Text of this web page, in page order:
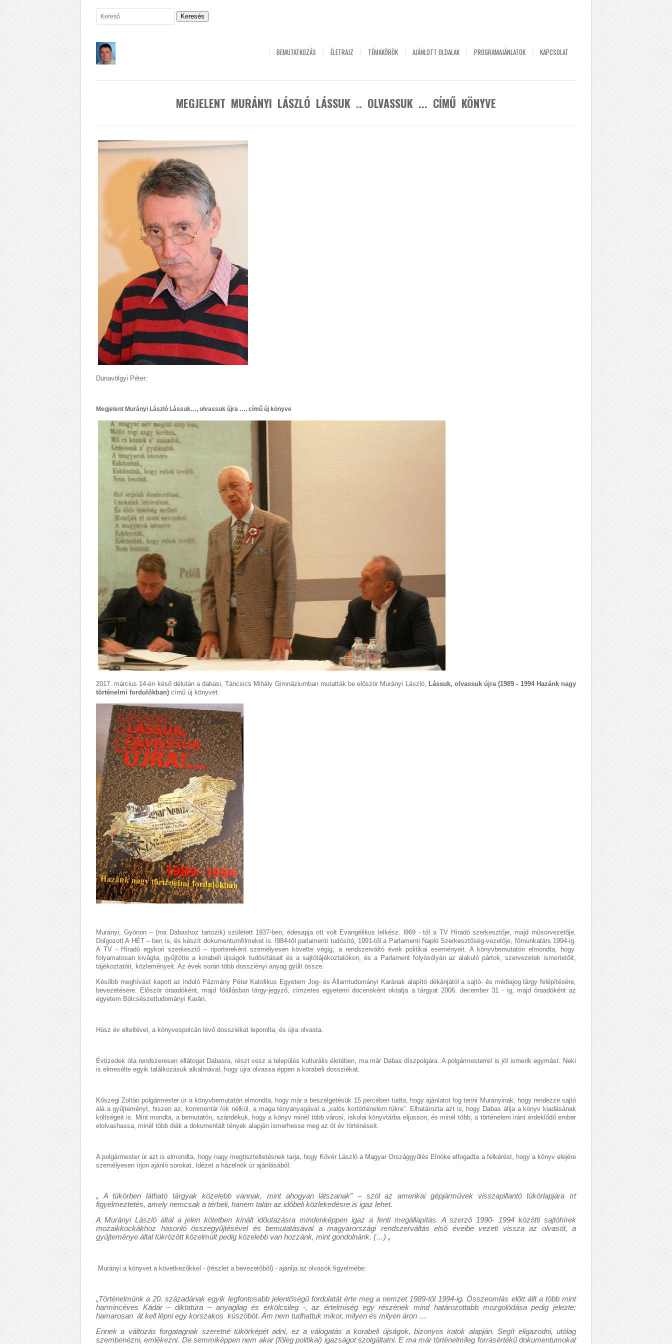
Keresés
BEMUTATKOZÁS ÉLETRAJZ TÉMAKÖRÖK AJÁNLOTT OLDALAK PROGRAMAJÁNLATOK KAPCSOLAT
MEGJELENT MURÁNYI LÁSZLÓ LÁSSUK .. OLVASSUK ... CÍMŰ KÖNYVE
Dunavölgyi Péter:
Megjelent Murányi László Lássuk…, olvassuk újra …, című új könyve
2017. március 14-én késő délután a dabasi, Táncsics Mihály Gimnáziumban mutatták be először Murányi László, Lássuk, olvassuk újra (1989 - 1994 Hazánk nagy
történelmi fordulókban) című új könyvét.
Murányi, Gyónon – (ma Dabashoz tartozik) született 1937-ben, édesapja ott volt Evangélikus lelkész.
l969 - től a TV Híradó szerkesztője, majd műsorvezetője.
Dolgozott A HÉT – ben is, és készít dokumentumfilmeket is. l984-től parlamenti tudósító, 1991-től a Parlamenti Napló Szerkesztőség-vezetője, főmunkatárs 1994-ig.
A TV - Híradó egykori szerkesztő – riportereként személyesen követte végig, a rendszerváltó évek politikai eseményeit. A könyvbemutatón elmondta, hogy
folyamatosan kivágta, gyűjtötte a korabeli újságok tudósításait és a sajtótájékoztatókon, és a Parlament folyósólyán az alakuló pártok, szervezetek ismertetőit,
tájékoztatóit, közleményeit. Az évek során több dossziényi anyag gyűlt össze.
Később meghívást kapott az induló Pázmány Péter Katolikus Egyetem Jog- és Államtudományi Karának alapító dékánjától a sajtó- és médiajog tárgy felépítésére,
bevezetésére. Először óraadóként, majd főállásban tárgy-jegyző, címzetes egyetemi docensként oktatja a tárgyat 2006. december 31 - ig, majd óraadóként az
egyetem Bölcsészettudományi Karán.
Húsz év elteltével, a könyvespolcán lévő dossziékat leporolta, és újra olvasta.
Évtizedek óta rendszeresen ellátogat Dabasra, részt vesz a település kulturális életében, ma már Dabas díszpolgára. A polgármesterrel is jól ismerik egymást. Neki
is elmesélte egyik találkozásuk alkalmával, hogy újra olvassa éppen a korabeli dossziékat.
Kőszegi Zoltán polgármester úr a könyvbemutatón elmondta, hogy már a beszélgetésük 15 percében tudta, hogy ajánlatot fog tenni Murányinak, hogy rendezze sajtó
alá a gyűjteményt, hiszen az, kommentár /ok nélkül, a maga tényanyagával a „valós kortörténelem tükre”. Elhatározta azt is, hogy Dabas állja a könyv kiadásának
költségeit is. Mint mondta, a bemutatón, szándékuk, hogy a könyv minél több városi, iskolai könyvtárba eljusson, és minél több, a történelem iránt érdeklődő ember
elolvashassa, minél több diák a dokumentált tények alapján ismerhesse meg az öt év történéseit.
A polgármester úr azt is elmondta, hogy nagy megtiszteltetésnek tarja, hogy Kövér László a Magyar Országgyűlés Elnöke elfogadta a felkérést, hogy a könyv elejére
személyesen írjon ajánló sorokat. Idézet a házelnök úr ajánlásából:
„ A tükörben látható tárgyak közelebb vannak, mint ahogyan látszanak” – szól az amerikai gépjárművek visszapillantó tükörlapjára írt
figyelmeztetés, amely nemcsak a térbeli, hanem talán az időbeli közlekedésre is igaz lehet.
A Murányi László által a jelen kötetben kínált időutazásra mindenképpen igaz a fenti megállapítás. A szerző 1990- 1994 közötti sajtóhírek
mozaikkockákhoz hasonló összegyűjtésével és bemutatásával a magyarországi rendszerváltás első éveibe vezeti vissza az olvasót, a
gyűjteménye által tükrözött közelmúlt pedig közelebb van hozzánk, mint gondolnánk. (…) „
Murányi a könyvet a következőkkel - (részlet a bevezetőből) - ajánlja az olvasók figyelmébe:
„Történelmünk a 20. századának egyik legfontosabb jelentőségű fordulatát érte meg a nemzet 1989-től 1994-ig. Összeomlás előtt állt a több mint
harmincéves Kádár – diktatúra – anyagilag és erkölcsileg -, az értelmiség egy részének mind határozottabb mozgolódása pedig jelezte:
hamarosan át kell lépni egy korszakos küszöböt. Ám nem tudhattuk mikor, milyen és milyen áron …
Ennek a változás forgatagnak szeretné tükörképét adni, ez a válogatás a korabeli újságok, bizonyos iratok alapján. Segít eligazodni, utólag
szembenézni, emlékezni. De semmiképpen nem akar (főleg politikai) igazságot szolgáltatni. E ma már történelmileg forrásértékű dokumentumokat